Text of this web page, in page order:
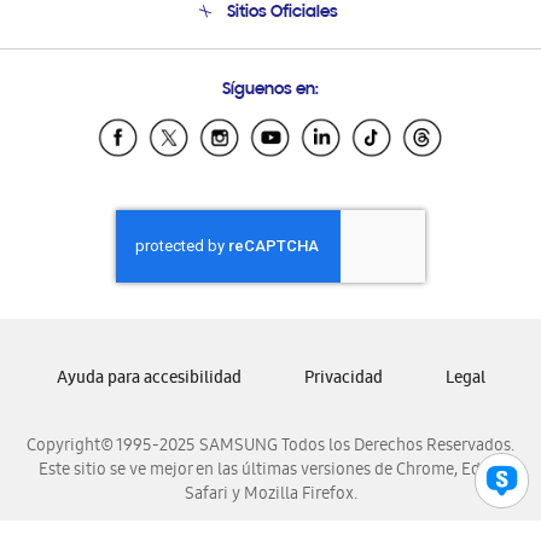
Condiciones de Compra
Soporte vía eMail
Sitios Oficiales
Samsung Ecuador
Samsung El Salvador
Samsung Honduras
Samsung Nicaragua
Samsung Panamá
Samsung Venezuela
Síguenos en:
Copyright© 1995-2025 SAMSUNG Todos los Derechos Reservados.
Este sitio se ve mejor en las últimas versiones de Chrome, Edge,
Safari y Mozilla Firefox.
Ayuda para accesibilidad Privacidad Legal